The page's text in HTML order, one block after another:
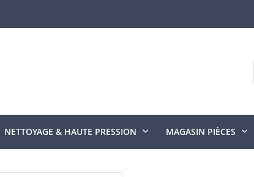
NETTOYAGE & HAUTE PRESSION MAGASIN PIÈCES